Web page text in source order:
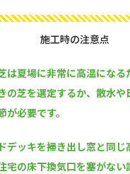
施工時の注意点
は夏場に非常に高温になる
の芝を選定するか、散水や
が必要です。
デッキを掃き出し窓と同じ
宅の床下換気口を塞がない